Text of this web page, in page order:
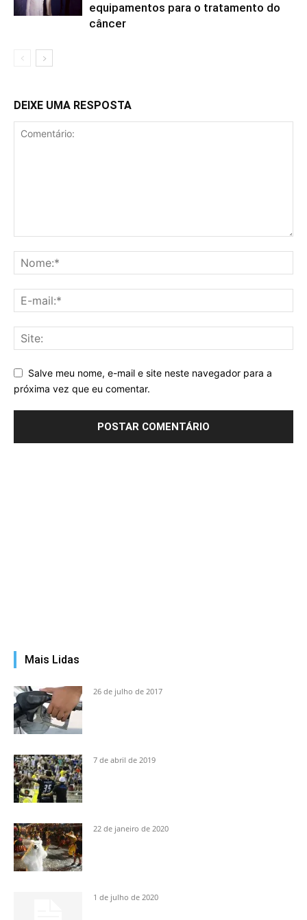
equipamentos para o tratamento do
câncer
DEIXE UMA RESPOSTA
Salve meu nome, e-mail e site neste navegador para a
próxima vez que eu comentar.
Mais Lidas
26 de julho de 2017
7 de abril de 2019
22 de janeiro de 2020
1 de julho de 2020